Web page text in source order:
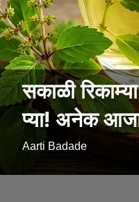
सकाळी
प्या! अनेक
Aarti Badade